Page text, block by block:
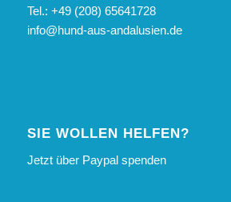
Tel.: +49 (208) 65641728
info@hund-aus-andalusien.de
SIE WOLLEN HELFEN?
Jetzt über Paypal spenden